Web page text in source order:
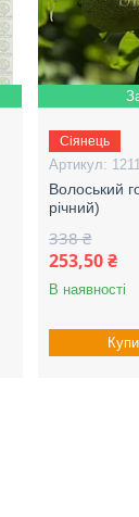
Сіянець
Волоський
річний)
338 ₴
253,50 ₴
В наявності